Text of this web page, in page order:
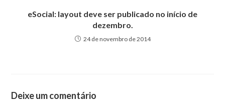
eSocial: layout deve ser publicado no início de
dezembro.
24 de novembro de 2014
Deixe um comentário